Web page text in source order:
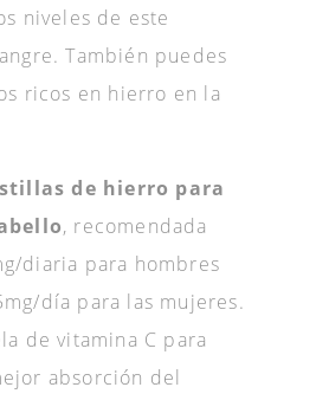
niveles de este
También puedes
ricos en hierro en la
de hierro para
, recomendada
diaria para hombres
día para las mujeres.
de vitamina C para
absorción del